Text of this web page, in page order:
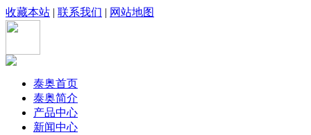
收藏本站 | 联系我们 | 网站地图
泰奥首页
泰奥简介
产品中心
新闻中心